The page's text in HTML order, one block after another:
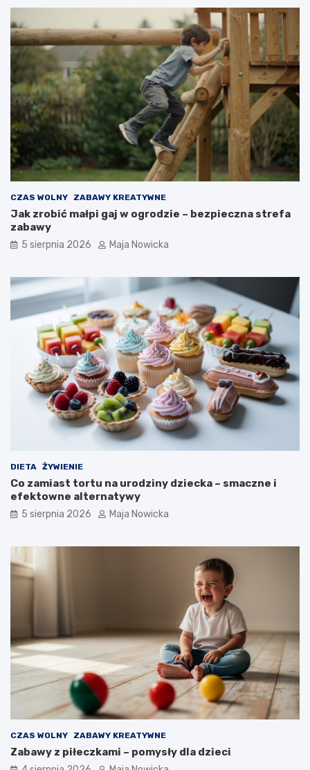
CZAS WOLNY ZABAWY KREATYWNE
Jak zrobić małpi gaj w ogrodzie – bezpieczna strefa
zabawy
5 sierpnia 2026 Maja Nowicka
DIETA ŻYWIENIE
Co zamiast tortu na urodziny dziecka – smaczne i
efektowne alternatywy
5 sierpnia 2026 Maja Nowicka
CZAS WOLNY ZABAWY KREATYWNE
Zabawy z piłeczkami – pomysły dla dzieci